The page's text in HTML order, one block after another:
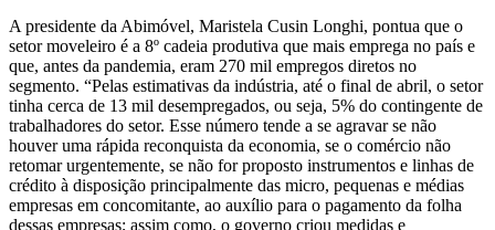
A presidente da Abimóvel, Maristela Cusin Longhi, pontua que o
setor moveleiro é a 8º cadeia produtiva que mais emprega no país e
que, antes da pandemia, eram 270 mil empregos diretos no
segmento. “Pelas estimativas da indústria, até o final de abril, o setor
tinha cerca de 13 mil desempregados, ou seja, 5% do contingente de
trabalhadores do setor. Esse número tende a se agravar se não
houver uma rápida reconquista da economia, se o comércio não
retomar urgentemente, se não for proposto instrumentos e linhas de
crédito à disposição principalmente das micro, pequenas e médias
empresas em concomitante, ao auxílio para o pagamento da folha
dessas empresas; assim como, o governo criou medidas e